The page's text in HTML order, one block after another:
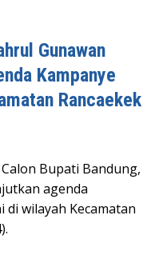
Gunawan
Kampanye
Rancaekek
Calon Bupati Bandung,
agenda
di wilayah Kecamatan